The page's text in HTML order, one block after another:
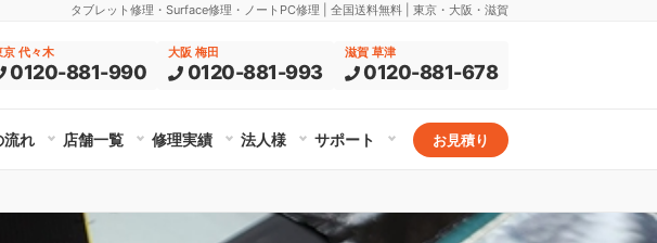
タブレット修理・Surface修理・ノートPC修理 | 全国送料無料 | 東京・大阪・滋賀
京 代々木
0120-881-990
大阪 梅田
0120-881-993
滋賀 草津
0120-881-678
流れ 店舗一覧 修理実績 法人様 サポート お見積り